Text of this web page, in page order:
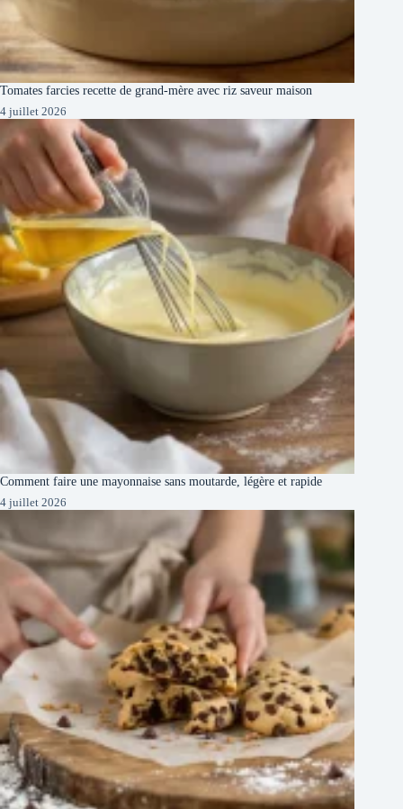
Tomates farcies recette de grand-mère avec riz saveur maison
4 juillet 2026
Comment faire une mayonnaise sans moutarde, légère et rapide
4 juillet 2026